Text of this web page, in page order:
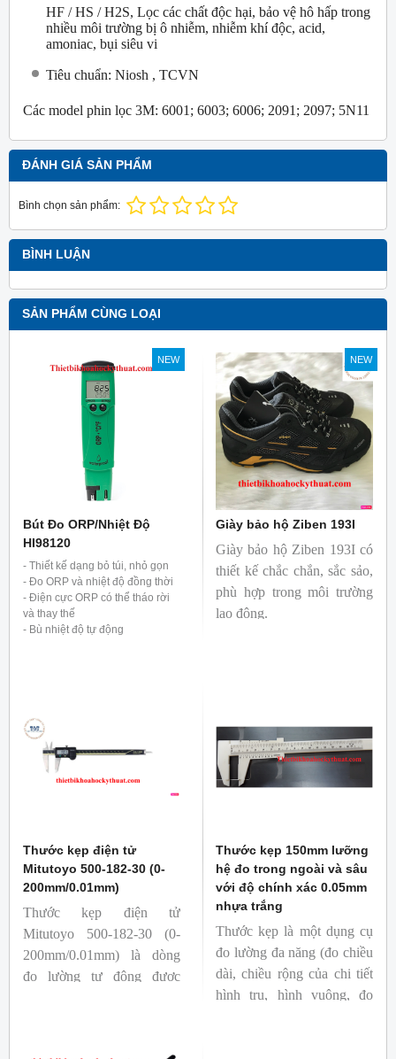
HF / HS / H2S, Lọc các chất độc hại, bảo vệ hô hấp trong
nhiều môi trường bị ô nhiễm, nhiễm khí độc, acid,
amoniac, bụi siêu vi
Tiêu chuẩn: Niosh , TCVN
Các model phin lọc 3M: 6001; 6003; 6006; 2091; 2097; 5N11
ĐÁNH GIÁ SẢN PHẨM
Bình chọn sản phẩm:
BÌNH LUẬN
SẢN PHẨM CÙNG LOẠI
NEW
Bút Đo ORP/Nhiệt Độ
HI98120
- Thiết kế dạng bỏ túi, nhỏ gọn
- Đo ORP và nhiệt độ đồng thời
- Điện cực ORP có thể tháo rời
và thay thế
- Bù nhiệt độ tự động
NEW
Giày bảo hộ Ziben 193I
Giày bảo hộ Ziben 193I có
thiết kế chắc chắn, sắc sảo,
phù hợp trong môi trường
lao động.
Thước kẹp điện tử
Mitutoyo 500-182-30 (0-
200mm/0.01mm)
Thước kẹp điện tử
Mitutoyo 500-182-30 (0-
200mm/0.01mm) là dòng
đo lường tự động được
Thước kẹp 150mm lưỡng
hệ đo trong ngoài và sâu
với độ chính xác 0.05mm
nhựa trắng
Thước kẹp là một dụng cụ
đo lường đa năng (đo chiều
dài, chiều rộng của chi tiết
hình trụ, hình vuông, đo